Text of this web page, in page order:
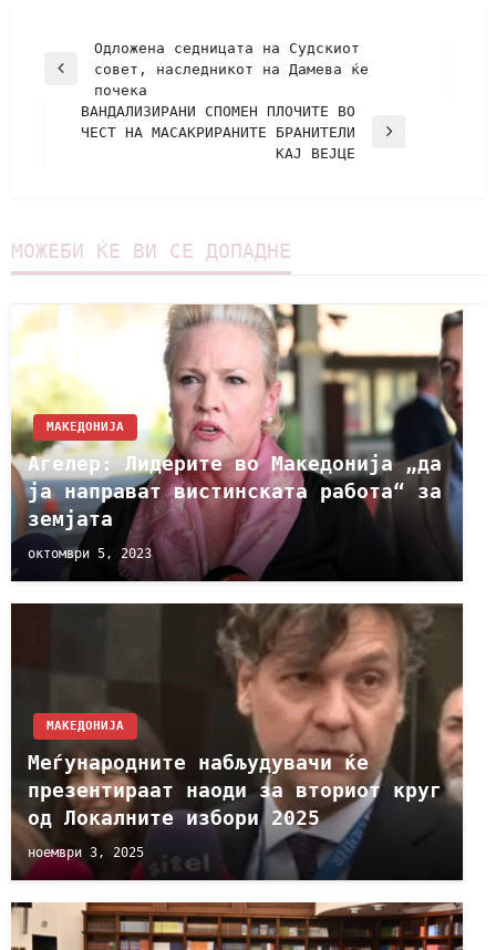
Одложена седницата на Судскиот
совет, наследникот на Дамева ќе
почека
ВАНДАЛИЗИРАНИ СПОМЕН ПЛОЧИТЕ ВО
ЧЕСТ НА МАСАКРИРАНИТЕ БРАНИТЕЛИ
КАЈ ВЕЈЦЕ
МОЖЕБИ ЌЕ ВИ СЕ ДОПАДНЕ
МАКЕДОНИЈА
Агелер: Лидерите во Македонија „да
ја направат вистинската работа“ за
земјата
октомври 5, 2023
МАКЕДОНИЈА
Меѓународните набљудувачи ќе
презентираат наоди за вториот круг
од Локалните избори 2025
ноември 3, 2025